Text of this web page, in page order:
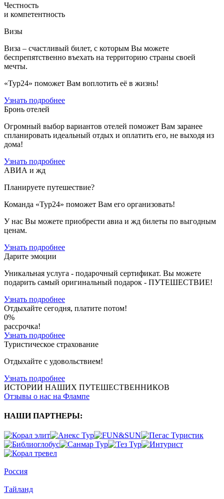
Честность
и компетентность
Визы
Виза – счастливый билет, с которым Вы можете
беспрепятственно въехать на территорию страны своей
мечты.
«Тур24» поможет Вам воплотить её в жизнь!
Узнать подробнее
Бронь отелей
Огромный выбор вариантов отелей поможет Вам заранее
спланировать идеальный отдых и оплатить его, не выходя из
дома!
Узнать подробнее
АВИА и жд
Планируете путешествие?
Команда «Тур24» поможет Вам его организовать!
У нас Вы можете приобрести авиа и жд билеты по выгодным
ценам.
Узнать подробнее
Дарите эмоции
Уникальная услуга - подарочный сертификат. Вы можете
подарить cамый оригинальный подарок - ПУТЕШЕСТВИЕ!
Узнать подробнее
Отдыхайте сегодня, платите потом!
0%
рассрочка!
Узнать подробнее
Туристическое страхование
Отдыхайте с удовольствием!
Узнать подробнее
ИСТОРИИ НАШИХ ПУТЕШЕСТВЕННИКОВ
Отзывы о нас на Флампе
НАШИ ПАРТНЕРЫ:
Россия
Тайланд